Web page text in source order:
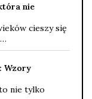
nie
cieszy się
Wzory
nie tylko